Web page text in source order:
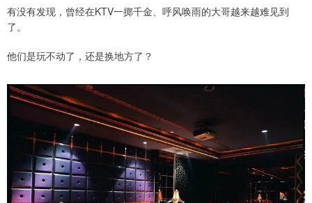
有没有发现，曾经在KTV一掷千金、呼风唤雨的大哥越来越难见到
了。
他们是玩不动了，还是换地方了？